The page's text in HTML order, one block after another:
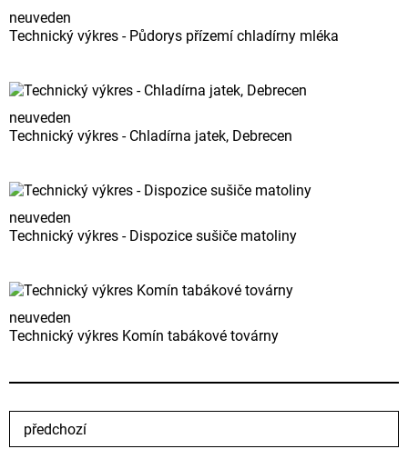
neuveden
Technický výkres - Půdorys přízemí chladírny mléka
neuveden
Technický výkres - Chladírna jatek, Debrecen
neuveden
Technický výkres - Dispozice sušiče matoliny
neuveden
Technický výkres Komín tabákové továrny
předchozí